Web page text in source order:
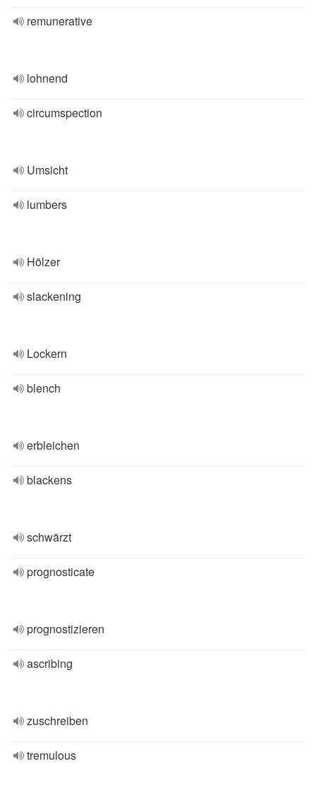
remunerative
lohnend
circumspection
Umsicht
lumbers
Hölzer
slackening
Lockern
blench
erbleichen
blackens
schwärzt
prognosticate
prognostizieren
ascribing
zuschreiben
tremulous